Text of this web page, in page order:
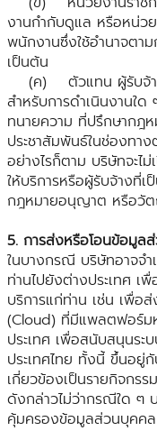
งานกำกับดูแล หรือหน่ว
พนักงานซึ่งใช้อำนาจตา
เป็นต้น
(ค) ตัวแทน ผู้รับจ้าง/
สำหรับการดำเนินงานใ
ทนายความ ที่ปรึกษากฎ
ประชาสัมพันธ์ในช่องทา
อย่างไรก็ตาม บริษัทจะไ
ให้บริการหรือผู้รับจ้างที่
กฎหมายอนุญาต หรือวัต
5. การส่งหรือโอนข้อมูล
ในบางกรณี บริษัทอาจจ
ท่านไปยังต่างประเทศ เ
บริการแก่ท่าน เช่น เพื่อ
(Cloud) ที่มีแพลตฟอร์ม
ประเทศ เพื่อสนับสนุนระ
ประเทศไทย ทั้งนี้ ขึ้นอยู่
เกี่ยวข้องเป็นรายกิจกร
ดังกล่าวไม่ว่ากรณีใด ๆ
คุ้มครองข้อมูลส่วนบุคค